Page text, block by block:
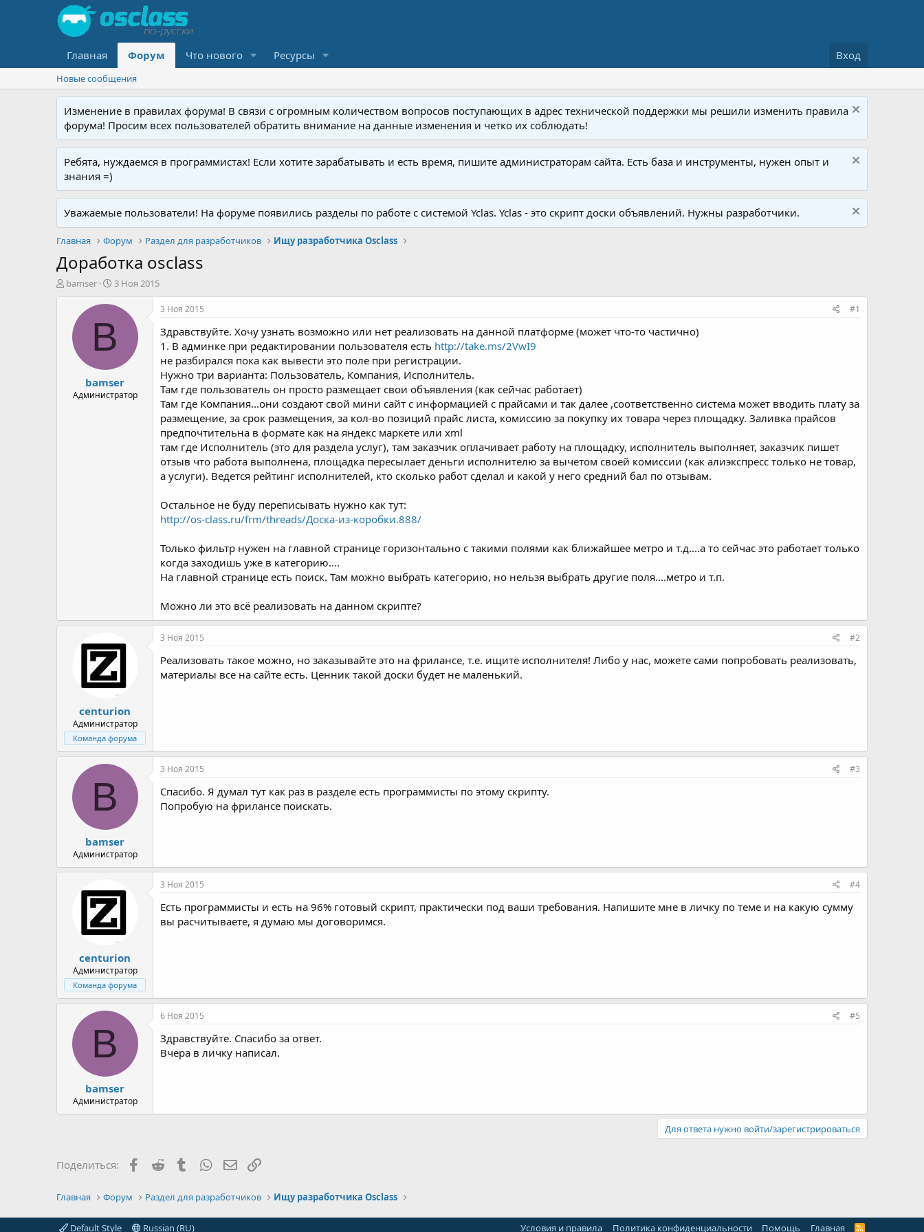
Главная Форум Что нового Ресурсы Вход
Новые сообщения
Изменение в правилах форума! В связи с огромным количеством вопросов поступающих в адрес технической поддержки мы решили изменить правила
форума! Просим всех пользователей обратить внимание на данные изменения и четко их соблюдать!
Ребята, нуждаемся в программистах! Если хотите зарабатывать и есть время, пишите администраторам сайта. Есть база и инструменты, нужен опыт и
знания =)
Уважаемые пользователи! На форуме появились разделы по работе с системой Yclas. Yclas - это скрипт доски объявлений. Нужны разработчики.
Главная Форум Раздел для разработчиков Ищу разработчика Osclass
Доработка osclass
А
bamser
Д
т
н
а
а
л
а
3 Ноя 2015
B
bamser
Администратор
3 Ноя 2015 #1
Здравствуйте. Хочу узнать возможно или нет реализовать на данной платформе (может что-то частично)
1. В админке при редактировании пользователя есть http://take.ms/2VwI9
не разбирался пока как вывести это поле при регистрации.
Нужно три варианта: Пользователь, Компания, Исполнитель.
Там где пользователь он просто размещает свои объявления (как сейчас работает)
Там где Компания...они создают свой мини сайт с информацией с прайсами и так далее ,соответственно система может вводить плату за
размещение, за срок размещения, за кол-во позиций прайс листа, комиссию за покупку их товара через площадку. Заливка прайсов
предпочтительна в формате как на яндекс маркете или xml
там где Исполнитель (это для раздела услуг), там заказчик оплачивает работу на площадку, исполнитель выполняет, заказчик пишет
отзыв что работа выполнена, площадка пересылает деньги исполнителю за вычетом своей комиссии (как алиэкспресс только не товар,
а услуги). Ведется рейтинг исполнителей, кто сколько работ сделал и какой у него средний бал по отзывам.
Остальное не буду переписывать нужно как тут:
http://os-class.ru/frm/threads/Доска-из-коробки.888/
Только фильтр нужен на главной странице горизонтально с такими полями как ближайшее метро и т.д....а то сейчас это работает только
когда заходишь уже в категорию....
На главной странице есть поиск. Там можно выбрать категорию, но нельзя выбрать другие поля....метро и т.п.
Можно ли это всё реализовать на данном скрипте?
centurion
Администратор
Команда форума
3 Ноя 2015 #2
Реализовать такое можно, но заказывайте это на фрилансе, т.е. ищите исполнителя! Либо у нас, можете сами попробовать реализовать,
материалы все на сайте есть. Ценник такой доски будет не маленький.
B
bamser
Администратор
3 Ноя 2015 #3
Спасибо. Я думал тут как раз в разделе есть программисты по этому скрипту.
Попробую на фрилансе поискать.
centurion
Администратор
Команда форума
3 Ноя 2015 #4
Есть программисты и есть на 96% готовый скрипт, практически под ваши требования. Напишите мне в личку по теме и на какую сумму
вы расчитываете, я думаю мы договоримся.
B
bamser
Администратор
6 Ноя 2015 #5
Здравствуйте. Спасибо за ответ.
Вчера в личку написал.
Для ответа нужно войти/зарегистрироваться
Поделиться: Facebook
Reddit TumblrWhatsAppЭлектронная почта
Главная Форум Раздел для разработчиков Ищу разработчика Osclass
Default Style Russian (RU) Условия и правила Политика конфиденциальности Помощь Главная R